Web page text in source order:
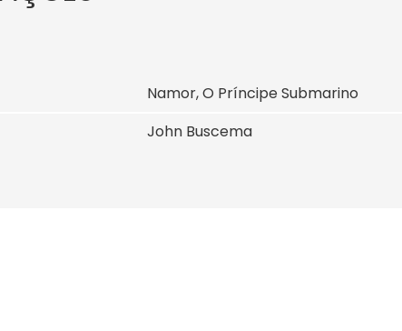
Namor, O Príncipe Submarino
John Buscema